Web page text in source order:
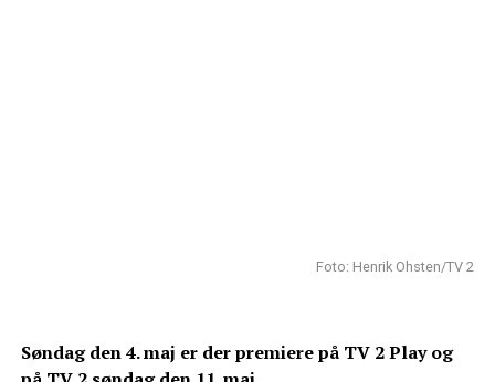
Foto: Henrik Ohsten/TV 2
Søndag den 4. maj er der premiere på TV 2 Play og